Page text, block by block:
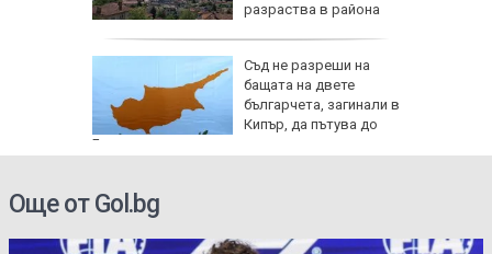
разраства в района
Съд не разреши на
бащата на двете
българчета, загинали в
Кипър, да пътува до
България
Още от Gol.bg